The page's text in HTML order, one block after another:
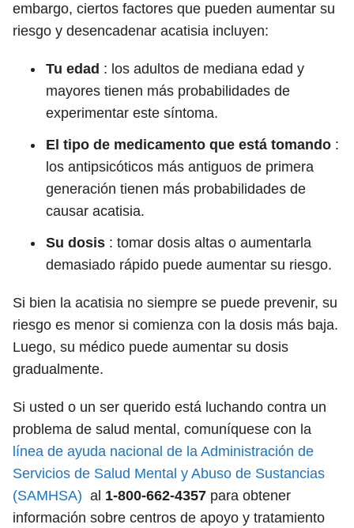
embargo, ciertos factores que pueden aumentar su
riesgo y desencadenar acatisia incluyen:
Tu edad : los adultos de mediana edad y
mayores tienen más probabilidades de
experimentar este síntoma.
El tipo de medicamento que está tomando :
los antipsicóticos más antiguos de primera
generación tienen más probabilidades de
causar acatisia.
Su dosis : tomar dosis altas o aumentarla
demasiado rápido puede aumentar su riesgo.
Si bien la acatisia no siempre se puede prevenir, su
riesgo es menor si comienza con la dosis más baja.
Luego, su médico puede aumentar su dosis
gradualmente.
Si usted o un ser querido está luchando contra un
problema de salud mental, comuníquese con la
línea de ayuda nacional de la Administración de
Servicios de Salud Mental y Abuso de Sustancias
(SAMHSA) al 1-800-662-4357 para obtener
información sobre centros de apoyo y tratamiento